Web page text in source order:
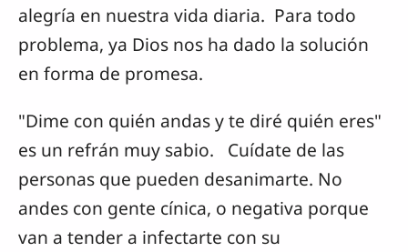
alegría en nuestra vida diaria. Para todo
problema, ya Dios nos ha dado la solución
en forma de promesa.
"Dime con quién andas y te diré quién eres"
es un refrán muy sabio. Cuídate de las
personas que pueden desanimarte. No
andes con gente cínica, o negativa porque
van a tender a infectarte con su